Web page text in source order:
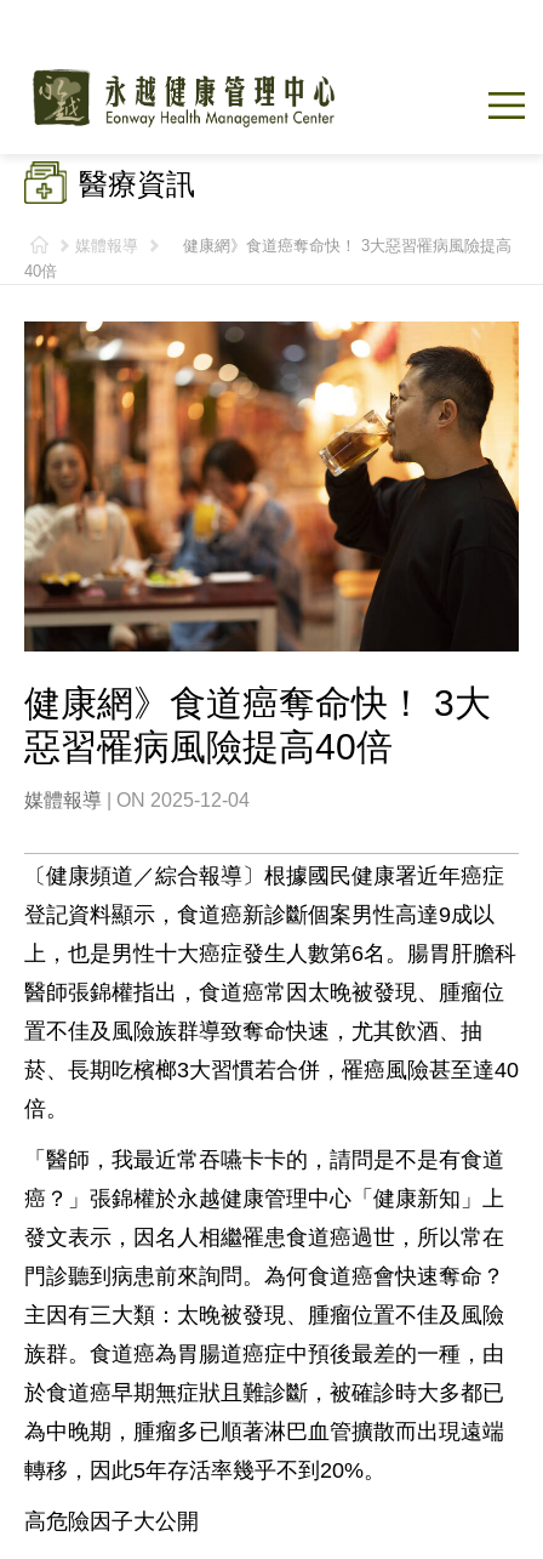
醫療資訊
媒體報導
健康網》食道癌奪命快！ 3大惡習罹病風險提高
40倍
健康網》食道癌奪命快！ 3大
惡習罹病風險提高40倍
媒體報導 | ON 2025-12-04
〔健康頻道／綜合報導〕根據國民健康署近年癌症
登記資料顯示，食道癌新診斷個案男性高達9成以
上，也是男性十大癌症發生人數第6名。腸胃肝膽科
醫師張錦權指出，食道癌常因太晚被發現、腫瘤位
置不佳及風險族群導致奪命快速，尤其飲酒、抽
菸、長期吃檳榔3大習慣若合併，罹癌風險甚至達40
倍。
「醫師，我最近常吞嚥卡卡的，請問是不是有食道
癌？」張錦權於永越健康管理中心「健康新知」上
發文表示，因名人相繼罹患食道癌過世，所以常在
門診聽到病患前來詢問。為何食道癌會快速奪命？
主因有三大類：太晚被發現、腫瘤位置不佳及風險
族群。食道癌為胃腸道癌症中預後最差的一種，由
於食道癌早期無症狀且難診斷，被確診時大多都已
為中晚期，腫瘤多已順著淋巴血管擴散而出現遠端
轉移，因此5年存活率幾乎不到20%。
高危險因子大公開